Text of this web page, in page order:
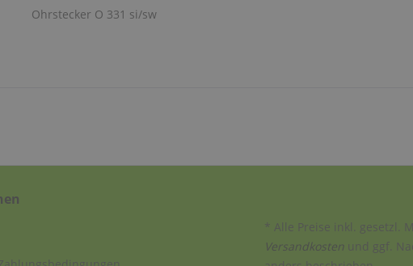
Ohrstecker O 331 si/sw
* Alle Preise inkl. gesetzl.
Versandkosten und ggf.